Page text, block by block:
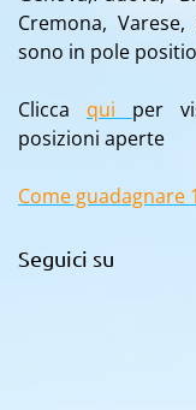
Cremona,
sono in pole
Clicca qui per
posizioni aperte
Come guadagnare
Seguici su